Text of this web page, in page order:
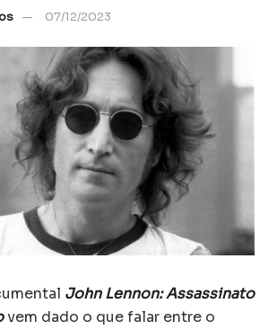
07/12/2023
John Lennon: Assassinato
vem dado o que falar entre o